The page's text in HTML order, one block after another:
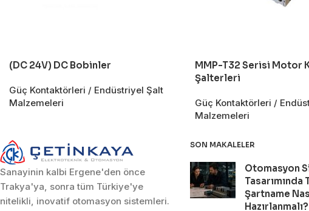
(DC 24V) DC Bobinler
Güç Kontaktörleri / Endüstriyel Şalt
Malzemeleri
MMP-T32 Serisi Motor
Şalterleri
Güç Kontaktörleri /
Malzemeleri
Sanayinin kalbi Ergene'den önce
Trakya'ya, sonra tüm Türkiye'ye
nitelikli, inovatif otomasyon sistemleri.
SON MAKALELER
Otomasyon
Tasarımında
Şartname
Hazırlanmalı?